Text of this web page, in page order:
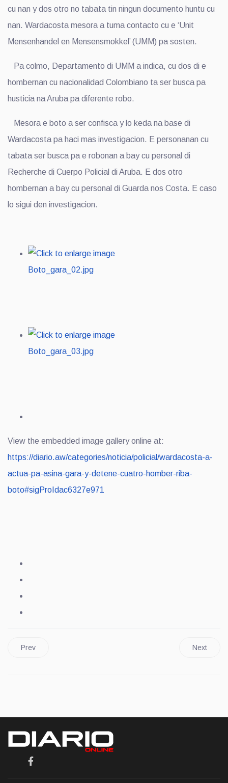
cu nan y dos otro no tabata tin ningun documento huntu cu
nan. Wardacosta mesora a tuma contacto cu e ‘Unit
Mensenhandel en Mensensmokkel’ (UMM) pa sosten.
Pa colmo, Departamento di UMM a indica, cu dos di e
hombernan cu nacionalidad Colombiano ta ser busca pa
husticia na Aruba pa diferente robo.
Mesora e boto a ser confisca y lo keda na base di
Wardacosta pa haci mas investigacion. E personanan cu
tabata ser busca pa e robonan a bay cu personal di
Recherche di Cuerpo Policial di Aruba. E dos otro
hombernan a bay cu personal di Guarda nos Costa. E caso
lo sigui den investigacion.
View the embedded image gallery online at:
https://diario.aw/categories/noticia/policial/wardacosta-a-
actua-pa-asina-gara-y-detene-cuatro-homber-riba-
boto#sigProIdac6327e971
Prev Next